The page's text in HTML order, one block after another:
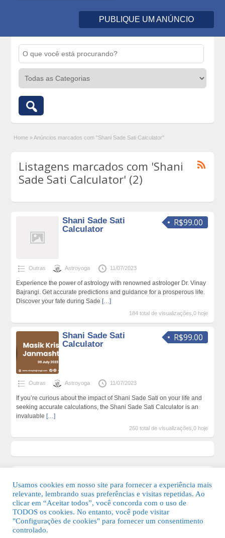
PUBLIQUE UM ANÚNCIO
Home » Anúncios marcados com "Shani Sade Sati Calculator"
Listagens marcados com 'Shani
Sade Sati Calculator' (2)
R$99.00
Shani Sade Sati
Calculator
Outras Astroyoga 11/07/2023
Experience the power of astrology with renowned astrologer Dr. Vinay
Bajrangi. Get accurate predictions and guidance for a prosperous life.
Discover your fate during Sade […]
184 total de visualizações,0 hoje
R$99.00
Shani Sade Sati
Calculator
Outras Astroyoga 11/07/2023
If you’re curious about the impact of Shani Sade Sati on your life and
seeking accurate calculations, the Shani Sade Sati Calculator is an
invaluable […]
260 total de visualizações,0 hoje
© 2026 Guia Fácil Lagos | Guia Comercial Grátis. Todos os direitos
Usamos cookies em nosso site para fornecer a experiência mais
relevante, lembrando suas preferências e visitas repetidas. Ao
clicar em “Aceitar todos”, você concorda com o uso de
TODOS os cookies. No entanto, você pode visitar
"Configurações de cookies" para fornecer um consentimento
controlado.